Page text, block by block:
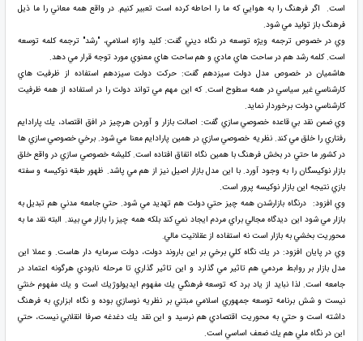
است. اگر فرهنگ را به هوايي كه ما را احاطه كرده است تعبير كنيم. در واقع همه معاني را ما ذيل
فرهنگ باز توليد مي شود.
وي در خصوص ترجمه ويژه توسعه در نگاه ديني گفت: كليد واژه اسلامي، "رشد" ترجمه كلمه توسعه
است. كلمه رشد هم در ساحت هاي مادي و هم ساحت هاي معنوي مورد توجه قرار مي دهد.
هاشميان در خصوص مدل دولت سيزدهم گفت: حركت دولت سيزدهم استفاده از ظرفيت هاي
كارشناسي غير سياسي در همه سطوح است. كه اين مهم مي تواند دولت را در استفاده از همه ظرفيت
كارشناسي دولت برخوردار نمايد.
وي ضمن نقد بي قاعده خصوصي سازي گفت: اصالت بازار و آوردن هرچيز در افق اقتصاد، يك پارادايم
رفتاري را خلق مي كند. نظريه خصوصي سازي در همين پارادايم معنا مي شود. برخي خصوصي سازي ها
در كشور ما حتي در بخش فرهنگ با همين نگاه اتفاق افتاده است. كليشه خصوصي سازي در واقع خلق
بازار نوكيسگان را به وجود آورد. با اين مدل بازار اصيل نيز از هم مي پاشد. ظهور طبقه نوكيسه و سفته
بازي نتيجه اين بازار نوكيسه پرور است.
وي افزود: درنگاه بازارشدن همه چيز حتي دولت هم تهديد مي شود. حتي جامعه مدني هم تبديل به
بازار مي شود اين ديدگاه مجالي براي مردم ايجاد نمي كند بلكه همه چيز را بازار مي بيند. البته نقد ما به
محوريت بخشي به بازار است نه استفاده از عقلانيت مالي.
وي در پايان افزود: در يك نگاه كلي برخي بر اين باروند دولت، دولت سرمايه دار هاست. و عملا اين
مدل بازار بر روابط مردمي هم تاثير مي گذارد و اين تاثير گذاري تا مرحله نابودي هرگونه اعتماد در
جامعه است. لذا نبايد از ياد برد كه توسعه فرهنگي يك مفهوم ايديولوژيك است و يك مفهوم خنثي
نيست و شش برنامه توسعه جمهوري اسلامي مبتني بر نظريه نوسازي بوده و نگاه ابزاري به فرهنگ
داشته است و حتي به محوريت اقتصادي هم نرسيد و اين نقد يك دغدغه صرفا انقلابي نيست، حتي
اين در نگاه ملي هم يك ضعف اساسي است.